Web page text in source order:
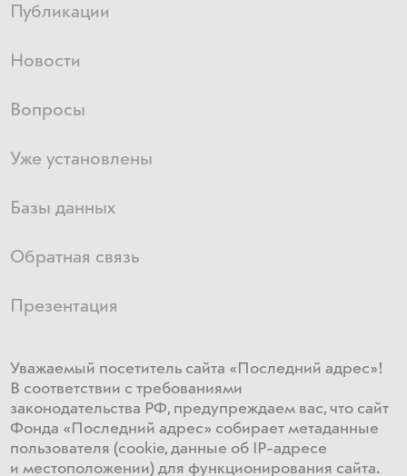
Публикации
Новости
Вопросы
Уже установлены
Базы данных
Обратная связь
Презентация
Уважаемый посетитель сайта «Последний адрес»!
В соответствии с требованиями
законодательства РФ, предупреждаем вас, что сайт
Фонда «Последний адрес» собирает метаданные
пользователя (cookie, данные об IP-адресе
и местоположении) для функционирования сайта​.